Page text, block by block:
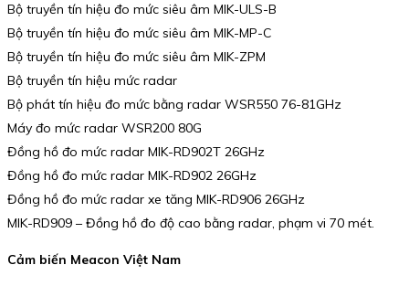
Bộ truyền tín hiệu đo mức siêu âm MIK-ULS-B
Bộ truyền tín hiệu đo mức siêu âm MIK-MP-C
Bộ truyền tín hiệu đo mức siêu âm MIK-ZPM
Bộ truyền tín hiệu mức radar
Bộ phát tín hiệu đo mức bằng radar WSR550 76-81GHz
Máy đo mức radar WSR200 80G
Đồng hồ đo mức radar MIK-RD902T 26GHz
Đồng hồ đo mức radar MIK-RD902 26GHz
Đồng hồ đo mức radar xe tăng MIK-RD906 26GHz
MIK-RD909 – Đồng hồ đo độ cao bằng radar, phạm vi 70 mét.
Cảm biến Meacon Việt Nam